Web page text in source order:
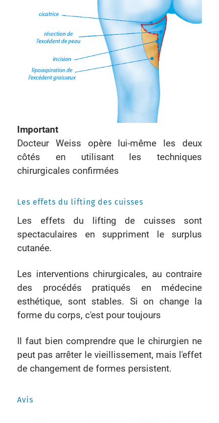
Important
Docteur Weiss opère lui-même les deux
côtés en utilisant les techniques
chirurgicales confirmées
Les effets du lifting des cuisses
Les effets du lifting de cuisses sont
spectaculaires en suppriment le surplus
cutanée.
Les interventions chirurgicales, au contraire
des procédés pratiqués en médecine
esthétique, sont stables. Si on change la
forme du corps, c'est pour toujours
Il faut bien comprendre que le chirurgien ne
peut pas arrêter le vieillissement, mais l'effet
de changement de formes persistent.
Avis